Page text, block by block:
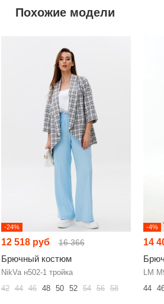
Похожие модели
-24%
12 518 руб 16 366
Брючный костюм
NikVa н502-1 тройка
42 44 46 48 50 52 54 56 58
-4%
14
LM
44